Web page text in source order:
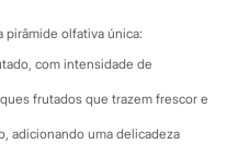
pirâmide olfativa única:
com intensidade de
frutados que trazem frescor e
adicionando uma delicadeza